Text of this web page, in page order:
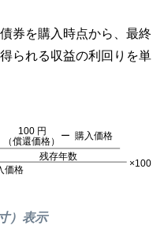
券を購入時点から、最終
られる収益の利回りを単
×100
100 円
（償還価格）
ー 購入価格
価格
残存年数
）表示